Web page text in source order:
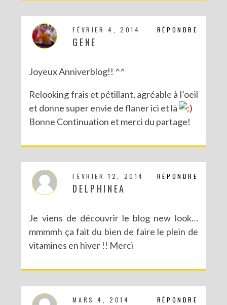
RÉPONDRE
FÉVRIER 4, 2014
GENE
Joyeux Anniverblog!! ^^
Relooking frais et pétillant, agréable à l’oeil
et donne super envie de flaner ici et là
Bonne Continuation et merci du partage!
RÉPONDRE
FÉVRIER 12, 2014
DELPHINEA
Je viens de découvrir le blog new look…
mmmmh ça fait du bien de faire le plein de
vitamines en hiver !! Merci
RÉPONDRE
MARS 4, 2014